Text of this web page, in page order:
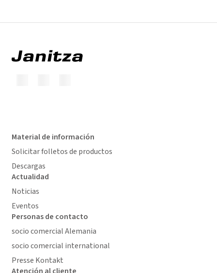
Material de información
Solicitar folletos de productos
Descargas
Actualidad
Noticias
Eventos
Personas de contacto
socio comercial Alemania
socio comercial international
Presse Kontakt